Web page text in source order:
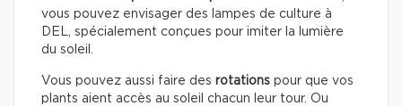
vous pouvez envisager des lampes de culture à
DEL, spécialement conçues pour imiter la lumière
du soleil.
Vous pouvez aussi faire des rotations pour que vos
plants aient accès au soleil chacun leur tour. Ou